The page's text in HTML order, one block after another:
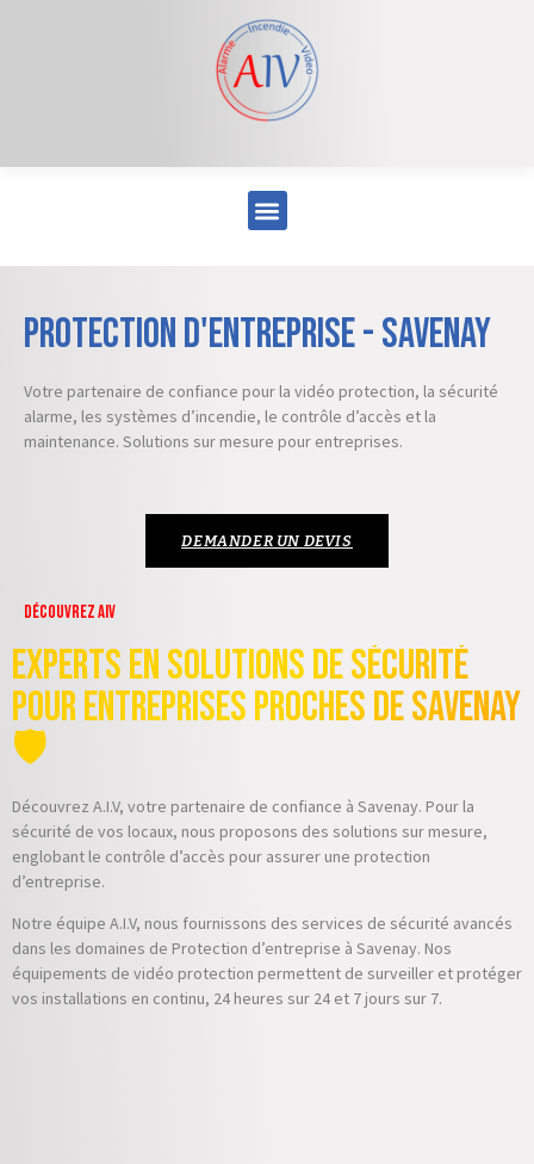
Protection d'entreprise - Savenay
Votre partenaire de confiance pour la vidéo protection, la sécurité
alarme, les systèmes d’incendie, le contrôle d’accès et la
maintenance. Solutions sur mesure pour entreprises.
DEMANDER UN DEVIS
Découvrez AIV
Experts en Solutions de Sécurité
pour Entreprises proches de Savenay
🛡️
Découvrez A.I.V, votre partenaire de confiance à Savenay. Pour la
sécurité de vos locaux, nous proposons des solutions sur mesure,
englobant le contrôle d’accès pour assurer une protection
d’entreprise.
Notre équipe A.I.V, nous fournissons des services de sécurité avancés
dans les domaines de Protection d’entreprise à Savenay. Nos
équipements de vidéo protection permettent de surveiller et protéger
vos installations en continu, 24 heures sur 24 et 7 jours sur 7.